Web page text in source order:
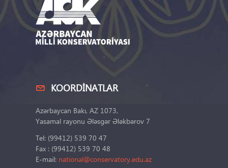
KOORDINATLAR
Azərbaycan Bakı, AZ 1073,
Yasamal rayonu Ələsgər Ələkbərov 7
Tel: (99412) 539 70 47
Fax : (99412) 539 70 48
E-mail: national@conservatory.edu.az